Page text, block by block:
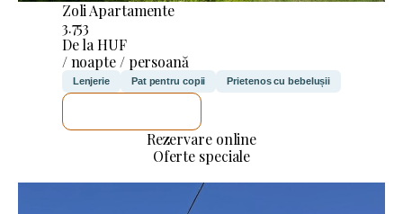
Zoli Apartamente
3.753
De la HUF
/ noapte / persoană
Lenjerie Pat pentru copii Prietenos cu bebelușii
Rezervare online
Oferte speciale